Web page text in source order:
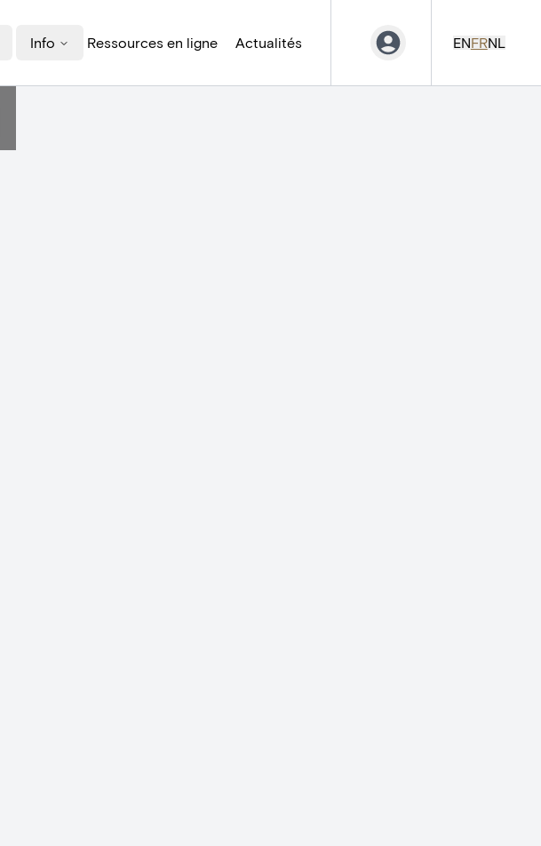
Info Ressources en ligne Actualités ENFRNL